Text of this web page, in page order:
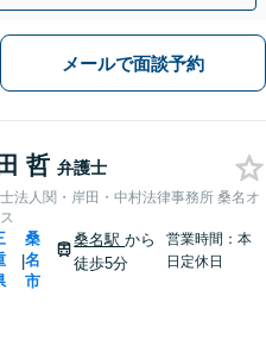
メールで面談予約
哲 弁護士
法人関・岸田・中村法律事務所 桑名オ
|
桑
名
市
桑名駅から
徒歩5分
営業時間：本
日定休日